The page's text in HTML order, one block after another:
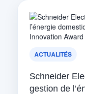
ACTUALITÉS
Schneider
gestion de